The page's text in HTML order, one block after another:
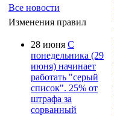
Все новости
Изменения правил
28 июня С
понедельника (29
июня) начинает
работать "серый
список". 25% от
штрафа за
сорванный